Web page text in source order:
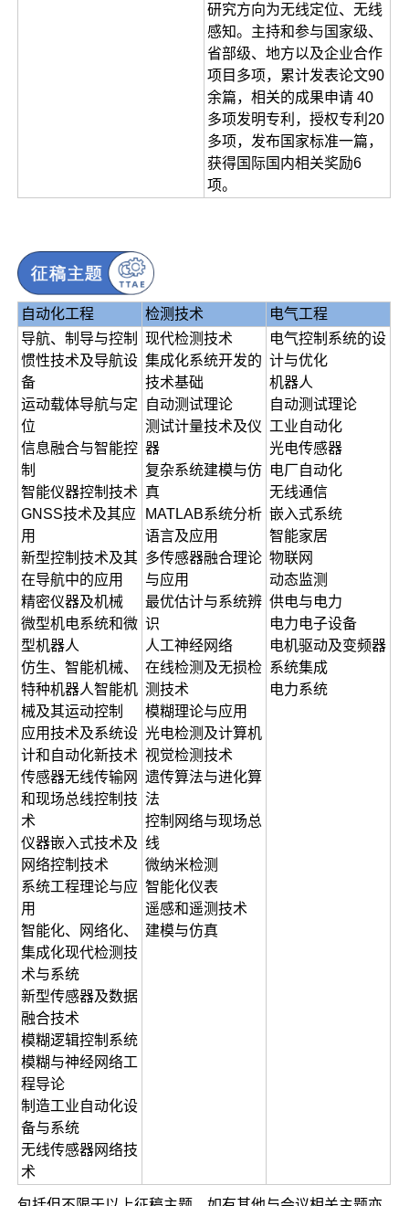
研究方向为无线定位、无线
感知。主持和参与国家级、
省部级、地方以及企业合作
项目多项，累计发表论文90
余篇，相关的成果申请 40
多项发明专利，授权专利20
多项，发布国家标准一篇，
获得国际国内相关奖励6
项。
自动化工程 检测技术
电气工程
导航、制导与控制
惯性技术及导航设
备
运动载体导航与定
位
信息融合与智能控
制
智能仪器控制技术
GNSS技术及其应
用
新型控制技术及其
在导航中的应用
精密仪器及机械
微型机电系统和微
型机器人
仿生、智能机械、
特种机器人智能机
械及其运动控制
应用技术及系统设
计和自动化新技术
传感器无线传输网
和现场总线控制技
术
仪器嵌入式技术及
网络控制技术
系统工程理论与应
用
智能化、网络化、
集成化现代检测技
术与系统
新型传感器及数据
融合技术
模糊逻辑控制系统
模糊与神经网络工
程导论
制造工业自动化设
备与系统
无线传感器网络技
术
现代检测技术
集成化系统开发的
技术基础
自动测试理论
测试计量技术及仪
器
复杂系统建模与仿
真
MATLAB系统分析
语言及应用
多传感器融合理论
与应用
最优估计与系统辨
识
人工神经网络
在线检测及无损检
测技术
模糊理论与应用
光电检测及计算机
视觉检测技术
遗传算法与进化算
法
控制网络与现场总
线
微纳米检测
智能化仪表
遥感和遥测技术
建模与仿真
电气控制系统的设
计与优化
机器人
自动测试理论
工业自动化
光电传感器
电厂自动化
无线通信
嵌入式系统
智能家居
物联网
动态监测
供电与电力
电力电子设备
电机驱动及变频器
系统集成
电力系统